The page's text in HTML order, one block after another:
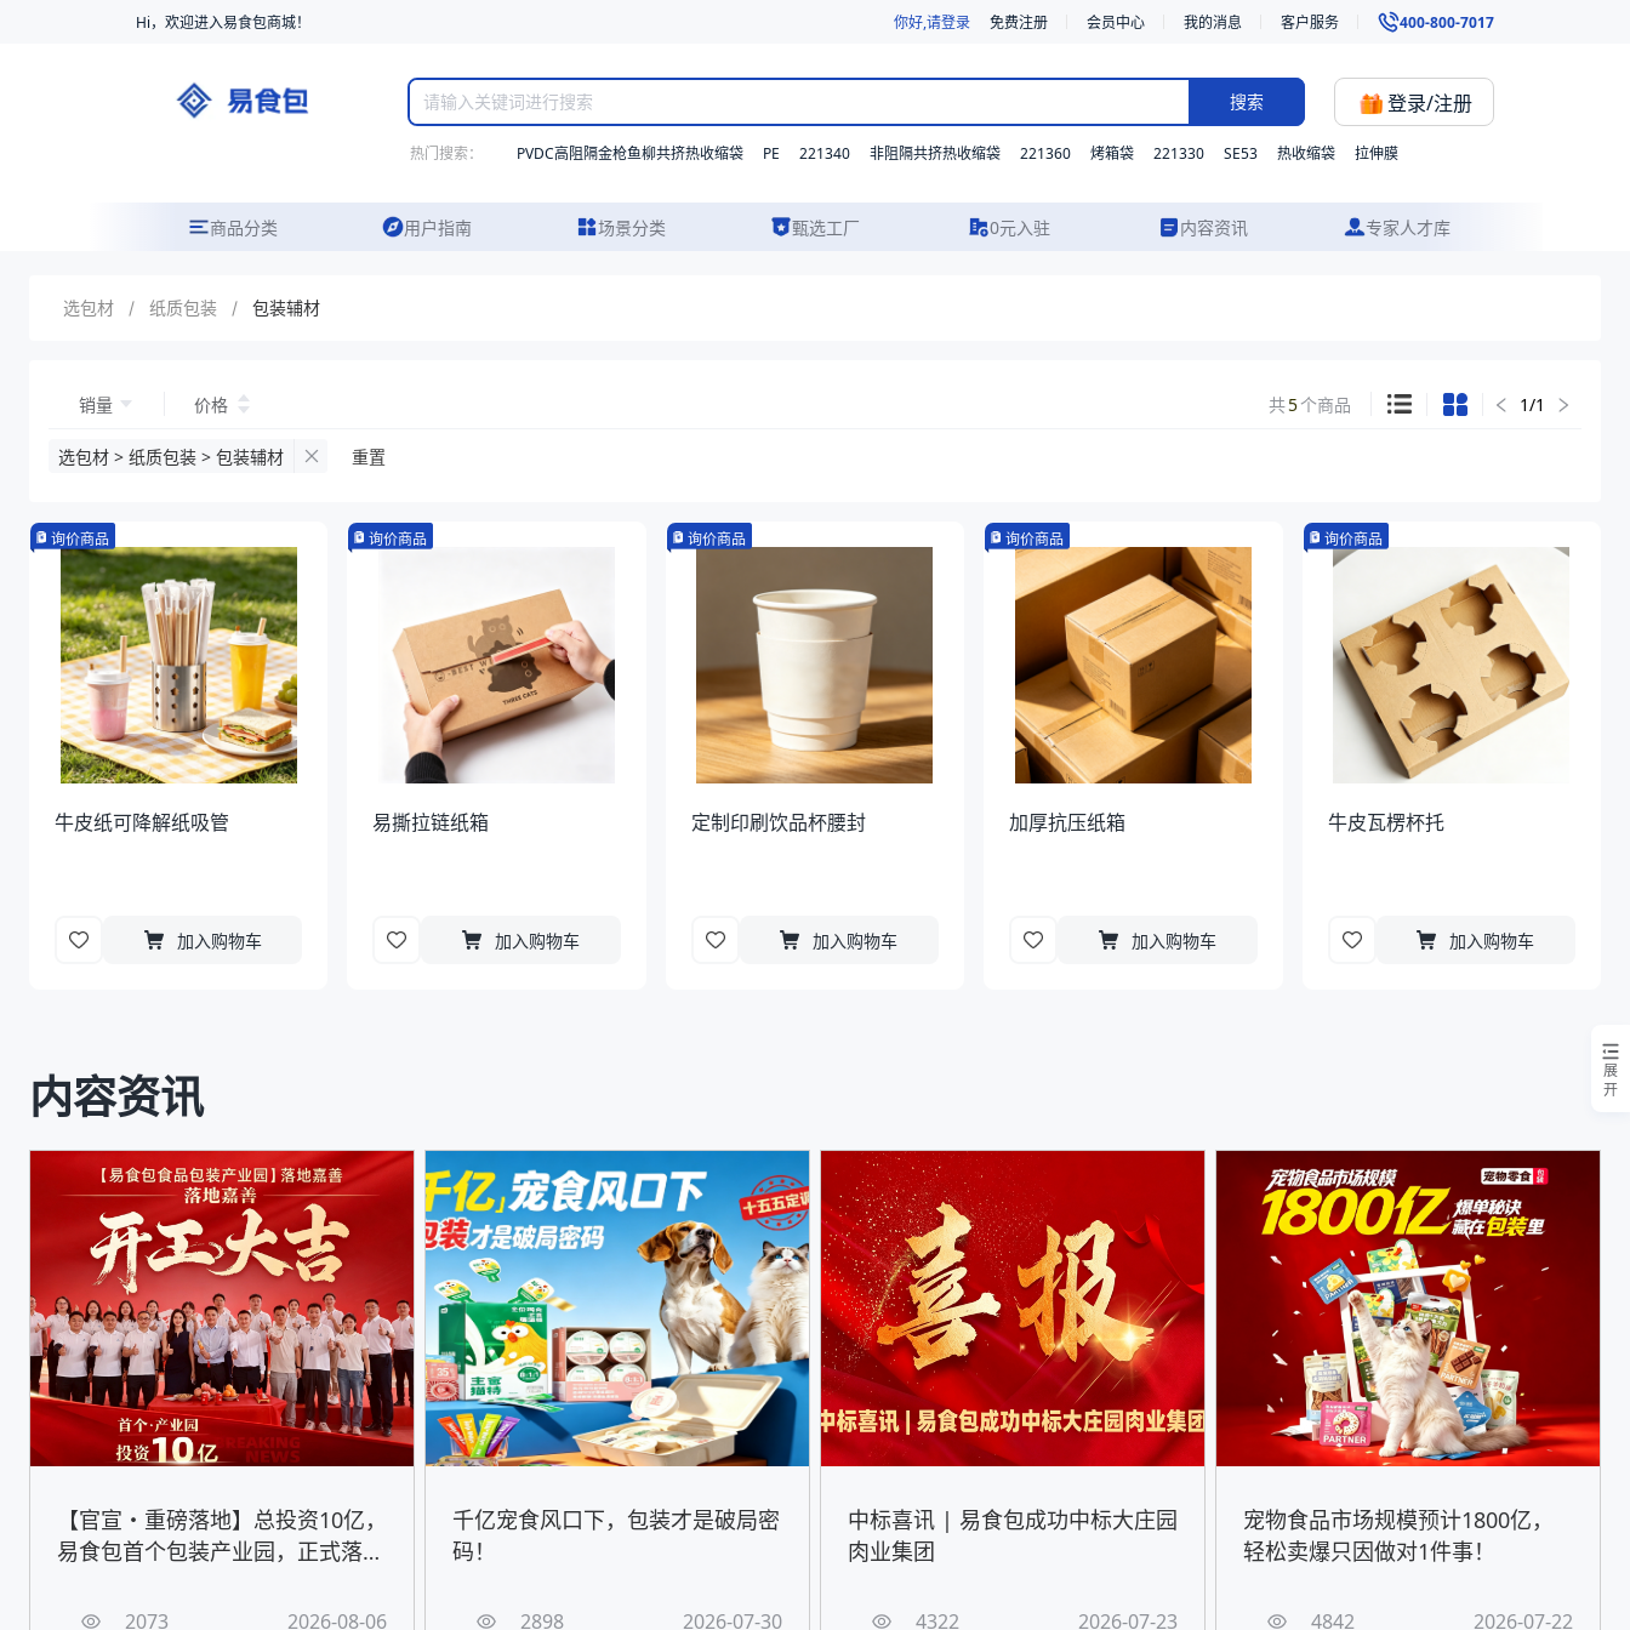
Hi，欢迎进入易食包商城！ 你好,请登录 免费注册 会员中心 我的消息 客户服务 400-800-7017
搜索 登录/注册
热门搜索： PVDC高阻隔金枪鱼柳共挤热收缩袋 PE 221340 非阻隔共挤热收缩袋 221360 烤箱袋 221330 SE53 热收缩袋 拉伸膜
商品分类 用户指南 场景分类 甄选工厂 0元入驻 内容资讯 专家人才库
选包材 / 纸质包装 / 包装辅材
销量 价格 共5个商品 1/1
选包材 > 纸质包装 > 包装辅材 重置
询价商品
牛皮纸可降解纸吸管
加入购物车
询价商品
易撕拉链纸箱
加入购物车
询价商品
定制印刷饮品杯腰封
加入购物车
询价商品
加厚抗压纸箱
加入购物车
询价商品
牛皮瓦楞杯托
加入购物车
内容资讯
【官宣・重磅落地】总投资10亿，
易食包首个包装产业园，正式落地
2073 2026-08-06
千亿宠食风口下，包装才是破局密
码！
2898 2026-07-30
中标喜讯 | 易食包成功中标大庄园
肉业集团
4322 2026-07-23
宠物食品市场规模预计1800亿，
轻松卖爆只因做对1件事！
4842 2026-07-22
展
开